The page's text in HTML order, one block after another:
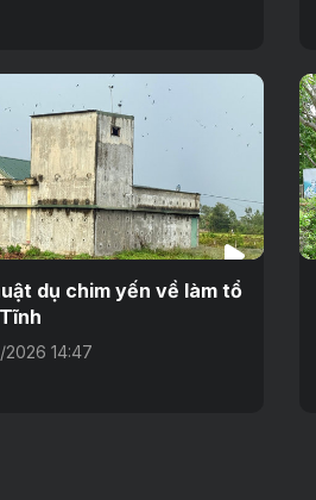
dụ chim yến về làm tổ
14:47